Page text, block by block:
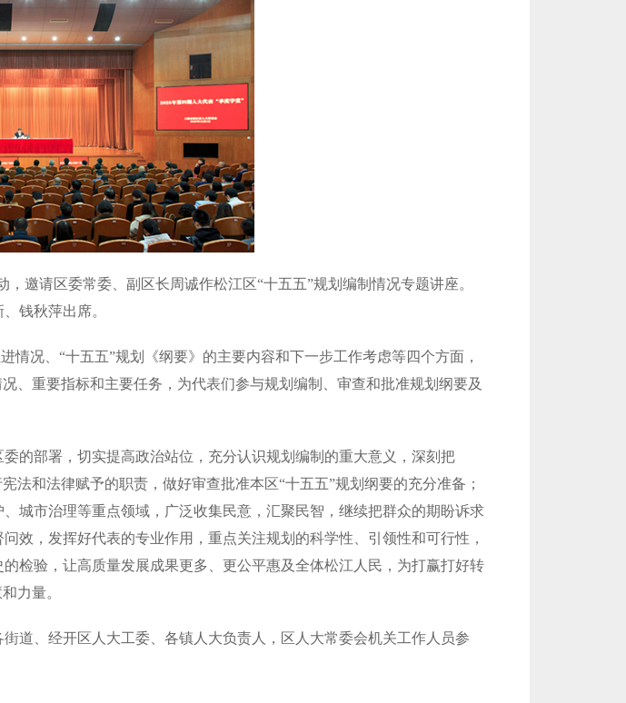
邀请区委常委、副区长周诚作松江区“十五五”规划编制情况专题讲座。
钱秋萍出席。
情况、“十五五”规划《纲要》的主要内容和下一步工作考虑等四个方面，
、重要指标和主要任务，为代表们参与规划编制、审查和批准规划纲要及
的部署，切实提高政治站位，充分认识规划编制的重大意义，深刻把
法和法律赋予的职责，做好审查批准本区“十五五”规划纲要的充分准备；
城市治理等重点领域，广泛收集民意，汇聚民智，继续把群众的期盼诉求
效，发挥好代表的专业作用，重点关注规划的科学性、引领性和可行性，
检验，让高质量发展成果更多、更公平惠及全体松江人民，为打赢打好转
力量。
道、经开区人大工委、各镇人大负责人，区人大常委会机关工作人员参